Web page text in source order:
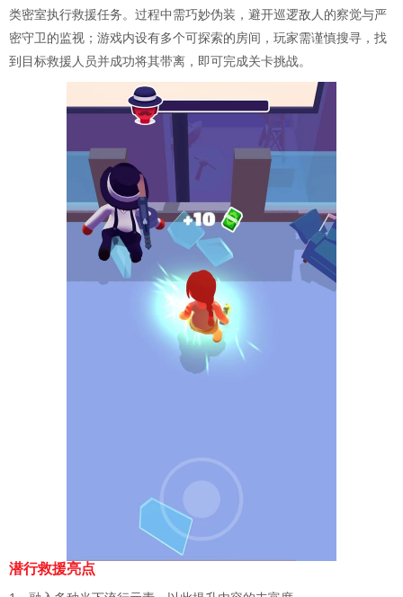
类密室执行救援任务。过程中需巧妙伪装，避开巡逻敌人的察觉与严
密守卫的监视；游戏内设有多个可探索的房间，玩家需谨慎搜寻，找
到目标救援人员并成功将其带离，即可完成关卡挑战。
潜行救援亮点